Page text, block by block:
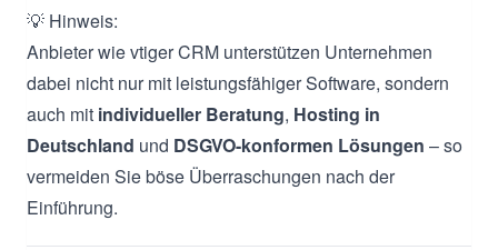
💡 Hinweis:
Anbieter wie vtiger CRM unterstützen Unternehmen
dabei nicht nur mit leistungsfähiger Software, sondern
auch mit individueller Beratung, Hosting in
Deutschland und DSGVO-konformen Lösungen – so
vermeiden Sie böse Überraschungen nach der
Einführung.